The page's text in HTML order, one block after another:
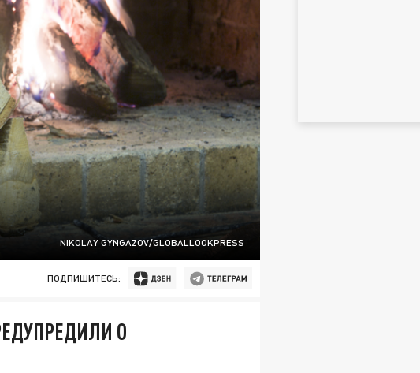
NIKOLAY GYNGAZOV/GLOBALLOOKPRESS
ПОДПИШИТЕСЬ:
О